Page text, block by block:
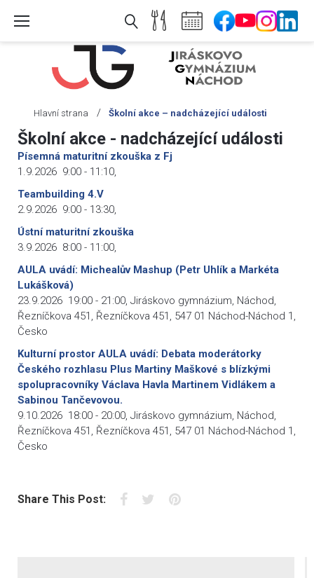
Hlavní strana / Školní akce – nadcházející události
Školní akce - nadcházející události
Písemná maturitní zkouška z Fj
1.9.2026 9:00 - 11:10,
Teambuilding 4.V
2.9.2026 9:00 - 13:30,
Ústní maturitní zkouška
3.9.2026 8:00 - 11:00,
AULA uvádí: Michealův Mashup (Petr Uhlík a Markéta
Lukášková)
23.9.2026 19:00 - 21:00, Jiráskovo gymnázium, Náchod,
Řezníčkova 451, Řezníčkova 451, 547 01 Náchod-Náchod 1,
Česko
Kulturní prostor AULA uvádí: Debata moderátorky
Českého rozhlasu Plus Martiny Maškové s blízkými
spolupracovníky Václava Havla Martinem Vidlákem a
Sabinou Tančevovou.
9.10.2026 18:00 - 20:00, Jiráskovo gymnázium, Náchod,
Řezníčkova 451, Řezníčkova 451, 547 01 Náchod-Náchod 1,
Česko
Share This Post: Facebook
TwitterPinterest